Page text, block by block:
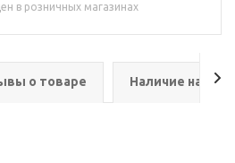
в розничных магазинах
о товаре Наличие на